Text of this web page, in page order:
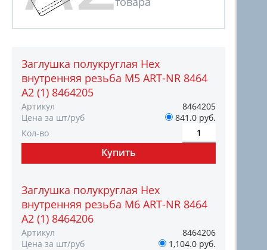
Заглушка полукруглая Hex
внутренняя резьба М5 ART-NR 8464
A2 (1) 8464205
Артикул
8464205
Цена за шт/руб
841.0 руб.
Кол-во
Заглушка полукруглая Hex
внутренняя резьба М6 ART-NR 8464
A2 (1) 8464206
Артикул
8464206
Цена за шт/руб
1,104.0 руб.